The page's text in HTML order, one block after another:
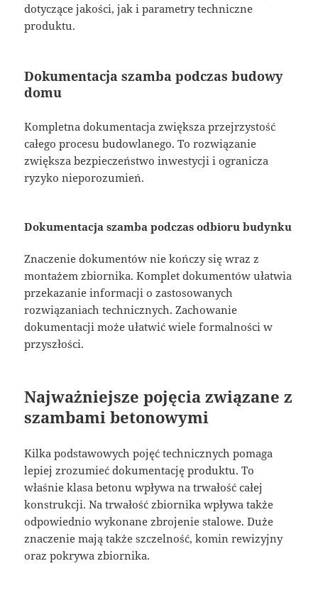
dotyczące jakości, jak i parametry techniczne
produktu.
Dokumentacja szamba podczas budowy
domu
Kompletna dokumentacja zwiększa przejrzystość
całego procesu budowlanego. To rozwiązanie
zwiększa bezpieczeństwo inwestycji i ogranicza
ryzyko nieporozumień.
Dokumentacja szamba podczas odbioru budynku
Znaczenie dokumentów nie kończy się wraz z
montażem zbiornika. Komplet dokumentów ułatwia
przekazanie informacji o zastosowanych
rozwiązaniach technicznych. Zachowanie
dokumentacji może ułatwić wiele formalności w
przyszłości.
Najważniejsze pojęcia związane z
szambami betonowymi
Kilka podstawowych pojęć technicznych pomaga
lepiej zrozumieć dokumentację produktu. To
właśnie klasa betonu wpływa na trwałość całej
konstrukcji. Na trwałość zbiornika wpływa także
odpowiednio wykonane zbrojenie stalowe. Duże
znaczenie mają także szczelność, komin rewizyjny
oraz pokrywa zbiornika.